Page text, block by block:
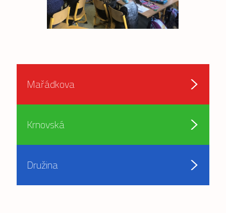
Mařádkova
Krnovská
Družina